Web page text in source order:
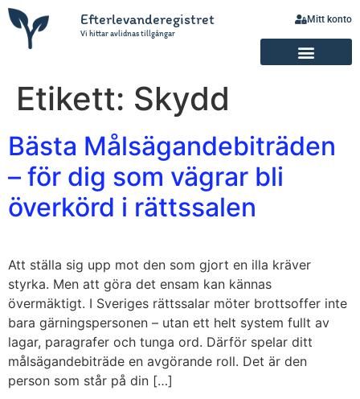
Efterlevanderegistret
Vi hittar avlidnas tillgångar
Mitt konto
Etikett: Skydd
Bästa Målsägandebiträden
– för dig som vägrar bli
överkörd i rättssalen
Att ställa sig upp mot den som gjort en illa kräver
styrka. Men att göra det ensam kan kännas
övermäktigt. I Sveriges rättssalar möter brottsoffer inte
bara gärningspersonen – utan ett helt system fullt av
lagar, paragrafer och tunga ord. Därför spelar ditt
målsägandebiträde en avgörande roll. Det är den
person som står på din […]